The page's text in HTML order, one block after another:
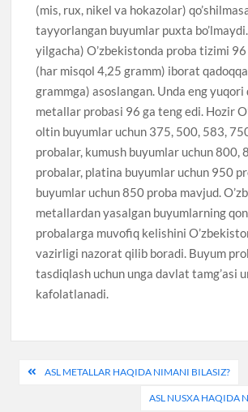
(mis, rux, nikel va hokazolar)
tayyorlangan buyumlar puxta
yilgacha) O’zbekistonda proba tizimi
(har misqol 4,25 gramm) iborat
grammga) asoslangan. Unda eng
metallar probasi 96 ga teng edi. Hozir
oltin buyumlar uchun 375, 500, 583,
probalar, kumush buyumlar uchun 800,
probalar, platina buyumlar uchun 950
buyumlar uchun 850 proba mavjud.
metallardan yasalgan buyumlarning
probalarga muvofiq kelishini
vazirligi nazorat qilib boradi. Buyum
tasdiqlash uchun unga davlat tamg’asi
kafolatlanadi.
PostASL METALLAR HAQIDA NIMANI BILASIZ?
ASL NUSXA HAQIDA